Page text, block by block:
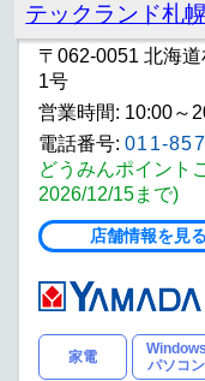
テックランド札
〒062-0051 北海
1号
営業時間: 10:00～
電話番号: 011-
どうみんポイント
2026/12/15まで)
店舗情報を見る
家電
Windows
パソコン